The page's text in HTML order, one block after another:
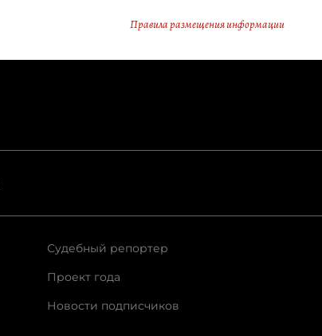
Правила размещения информации
Судебный репортер
Проект года
Новости подписчиков